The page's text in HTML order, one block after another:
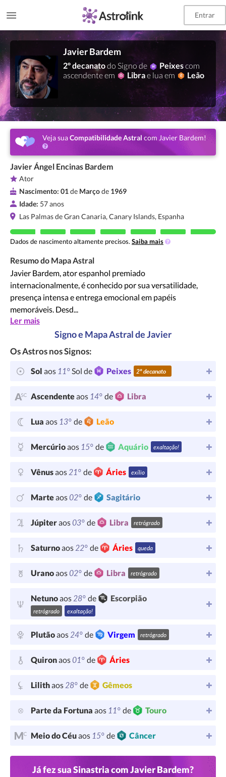
Entrar
Javier Bardem
2º decanatodo Signo de Peixescom
ascendente em
Librae lua em Leão
Veja suaCompatibilidade Astral com Javier Bardem!
Javier Ángel Encinas Bardem
Ator
Nascimento: 01de Marçode 1969
Idade: 57 anos
Las Palmas de Gran Canaria, Canary Islands, Espanha
Dados de nascimento altamente precisos. Saiba mais
Resumo do Mapa Astral
Javier Bardem, ator espanhol premiado
internacionalmente, é conhecido por sua versatilidade,
presença intensa e entrega emocional em papéis
memoráveis. Desd...
Ler mais
Signo e Mapa Astral de Javier
Os Astros nos Signos:
Sol aos 11°Sol de Peixes 2º decanato
Ascendenteaos 14° de Libra
Lua aos 13° de Leão
Mercúrioaos 15° de Aquário exaltação!
Vênusaos21° de Áries exílio
Marteaos02° de Sagitário
Júpiteraos03° de Libra retrógrado
Saturnoaos22° de Áries queda
Uranoaos02° de Libra retrógrado
Netunoaos28° de Escorpião
retrógrado exaltação!
Plutãoaos24° de Virgem retrógrado
Quironaos01° de Áries
Lilithaos28° de Gêmeos
Parte da Fortuna aos 11° de Touro
Meio do Céuaos 15° de Câncer
Já fez sua Sinastria com Javier Bardem?